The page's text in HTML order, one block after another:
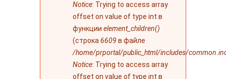
Notice: Trying to access array
offset on value of type int в
функции element_children()
(строка 6609 в файле
/home/prportal/public_html/includes/
Notice: Trying to access array
offset on value of type int в